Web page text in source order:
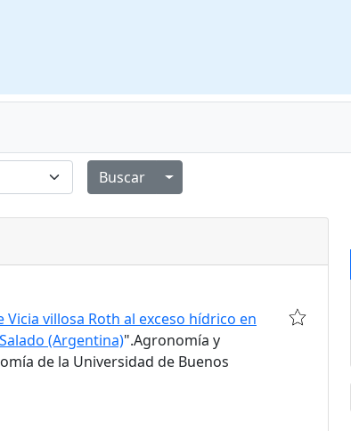
Alternar menú desplegable
Vicia villosa Roth al exceso hídrico en
(Argentina)".Agronomía y
de la Universidad de Buenos